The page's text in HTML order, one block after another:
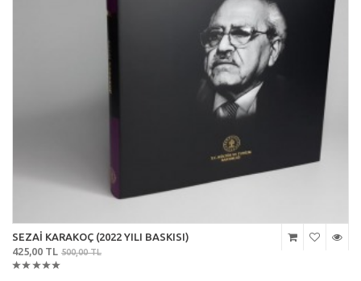
SEZAİ KARAKOÇ (2022 YILI BASKISI)
425,00 TL 500,00 TL